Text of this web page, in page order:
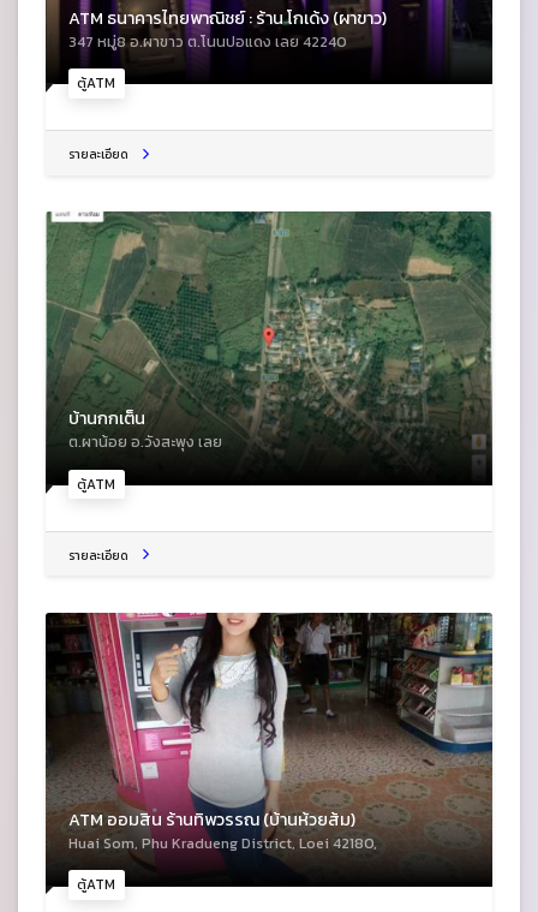
ตู้ATM
ATM ธนาคารไทยพาณิชย์ : ร้าน โกเด้ง (ผาขาว)
347 หมู่8 อ.ผาขาว ต.โนนปอแดง เลย 42240
รายละเอียด
ตู้ATM
บ้านกกเต็น
ต.ผาน้อย อ.วังสะพุง เลย
รายละเอียด
ตู้ATM
ATM ออมสิน ร้านทิพวรรณ (บ้านห้วยส้ม)
Huai Som, Phu Kradueng District, Loei 42180,